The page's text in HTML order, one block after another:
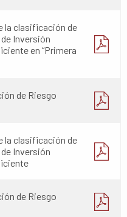
la clasificación de
Inversión
en “Primera
de Riesgo
la clasificación de
Inversión
de Riesgo